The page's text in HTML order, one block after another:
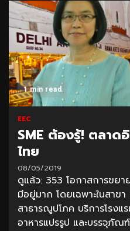
1 min read
EEC
SME ต้องรู้! ตลาด
ไทย
08/05/2019
ดูแล้ว: 353 โอกาสการขยา
มีอยู่มาก โดยเฉพาะในสาข
สาธารณูปโภค บริการโรงแ
อาหารแปรรูป และบรรจุภัณ